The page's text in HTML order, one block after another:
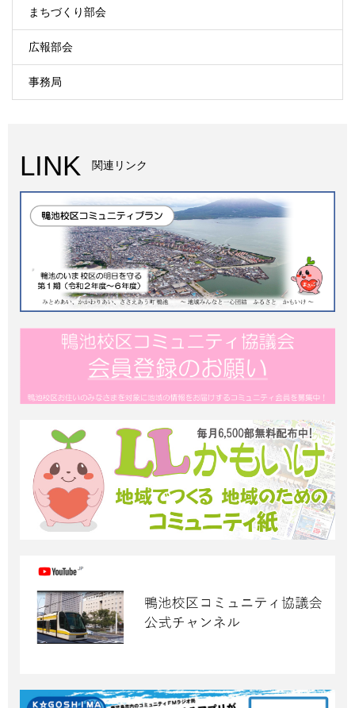
まちづくり部会
広報部会
事務局
LINK 関連リンク